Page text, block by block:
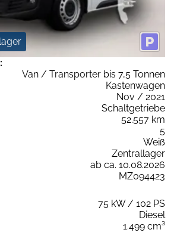
Van / Transporter bis 7,5 Tonnen
Kastenwagen
Nov / 2021
Schaltgetriebe
52.557 km
5
Weiß
Zentrallager
ab ca. 10.08.2026
MZ094423
75 kW / 102 PS
Diesel
1.499 cm³